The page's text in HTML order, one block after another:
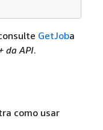
GetJoba
da API.
como usar